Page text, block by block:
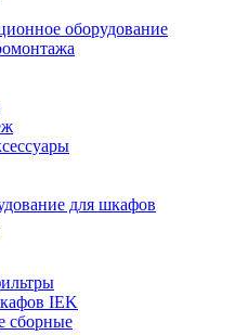
оборудование
для шкафов
IEK
сборные